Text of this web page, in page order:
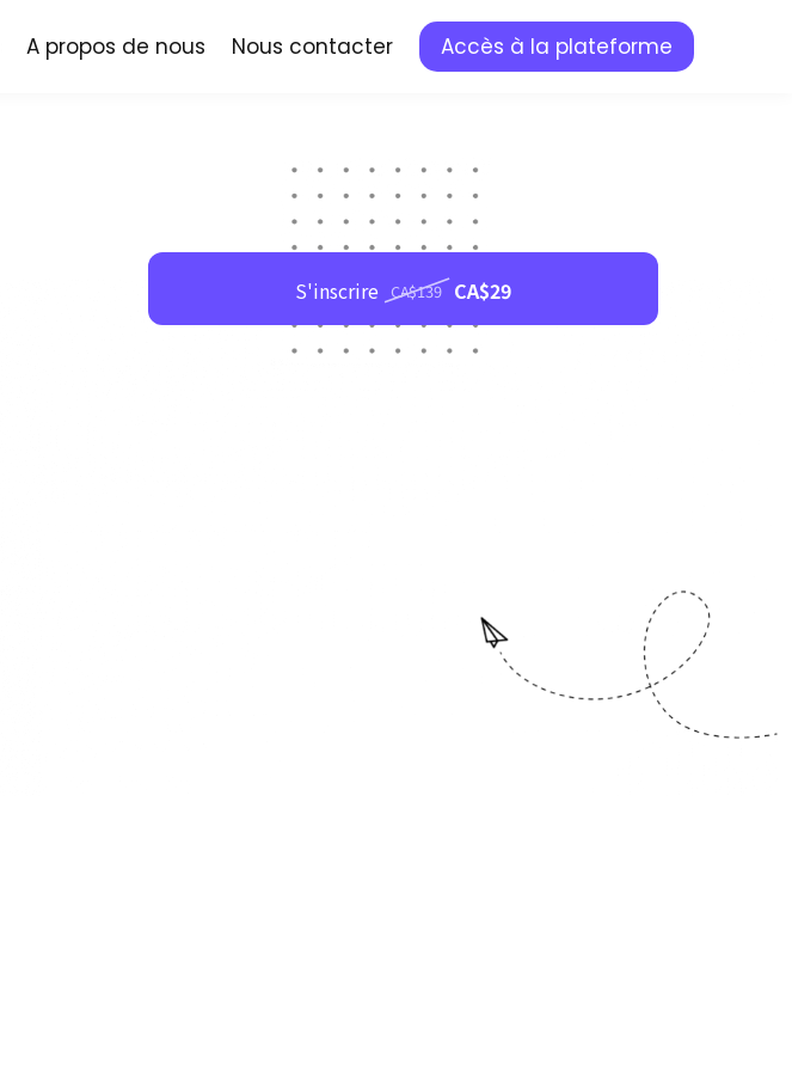
A propos de nous Nous contacter Accès à la plateforme
S'inscrire CA$139 CA$29